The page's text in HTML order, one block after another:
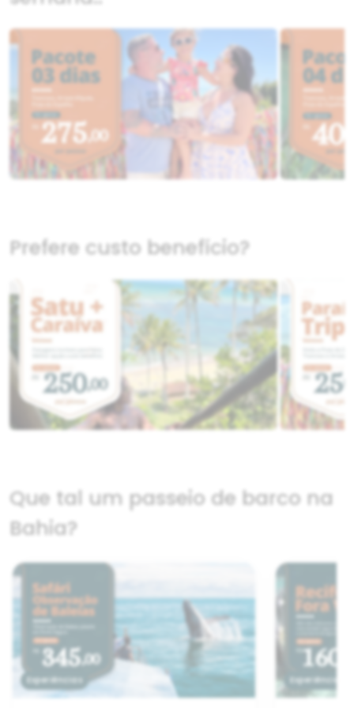
Prefere custo benefício?
Que tal um passeio de barco na
Bahia?
Experiências Experiências